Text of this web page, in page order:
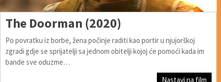
The Doorman (2020)
Po povratku iz borbe, žena počinje raditi kao portir u njujorškoj
zgradi gdje se sprijatelji sa jednom obitelji kojoj će pomoći kada im
bande sve oduzme…
Nastavi na film